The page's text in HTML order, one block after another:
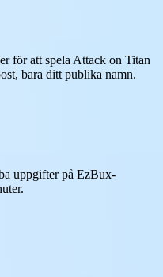
för att spela Attack on Titan
bara ditt publika namn.
uppgifter på EzBux-